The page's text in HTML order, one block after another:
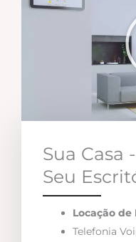
Sua Casa
Seu
Locação
Telefonia